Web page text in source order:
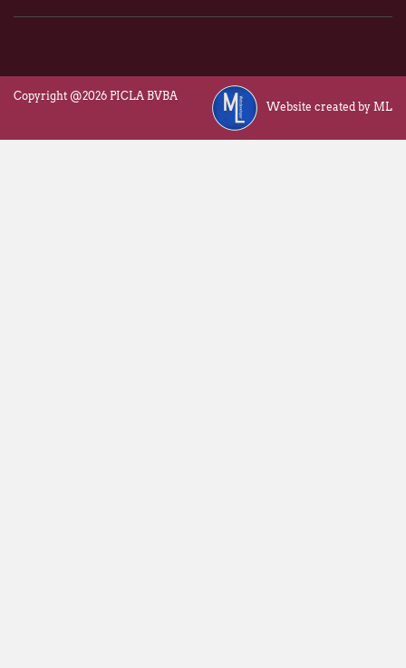
Copyright @2026 PICLA BVBA
Website created by ML